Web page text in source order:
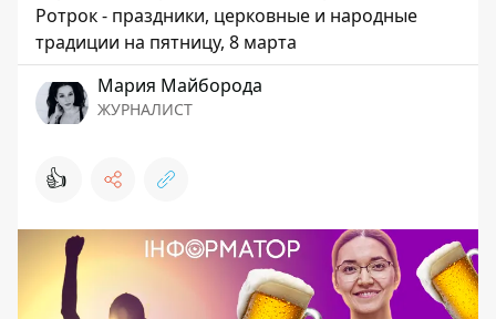
Ротрок - праздники, церковные и народные
традиции на пятницу, 8 марта
Мария Майборода
ЖУРНАЛИСТ
👍